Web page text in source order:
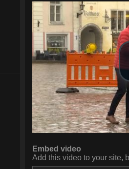
Embed video
Add this video to your site,